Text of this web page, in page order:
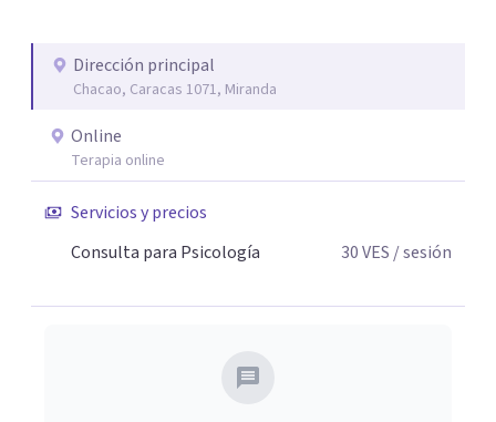
Juntos, convertiremos su pantalla en un refugio seguro
donde la escucha reemplaza a la culpa y la comprensión
vence al conflicto. Es hora de dejar de sobrevivir a la
relación y empezar a disfrutarla nuevamente.
¿Agendamos su primera sesión y acortamos esa distancia
hoy mismo?
Dirección principal
Chacao, Caracas 1071, Miranda
Online
Terapia online
Servicios y precios
Consulta para Psicología
30VES / sesión